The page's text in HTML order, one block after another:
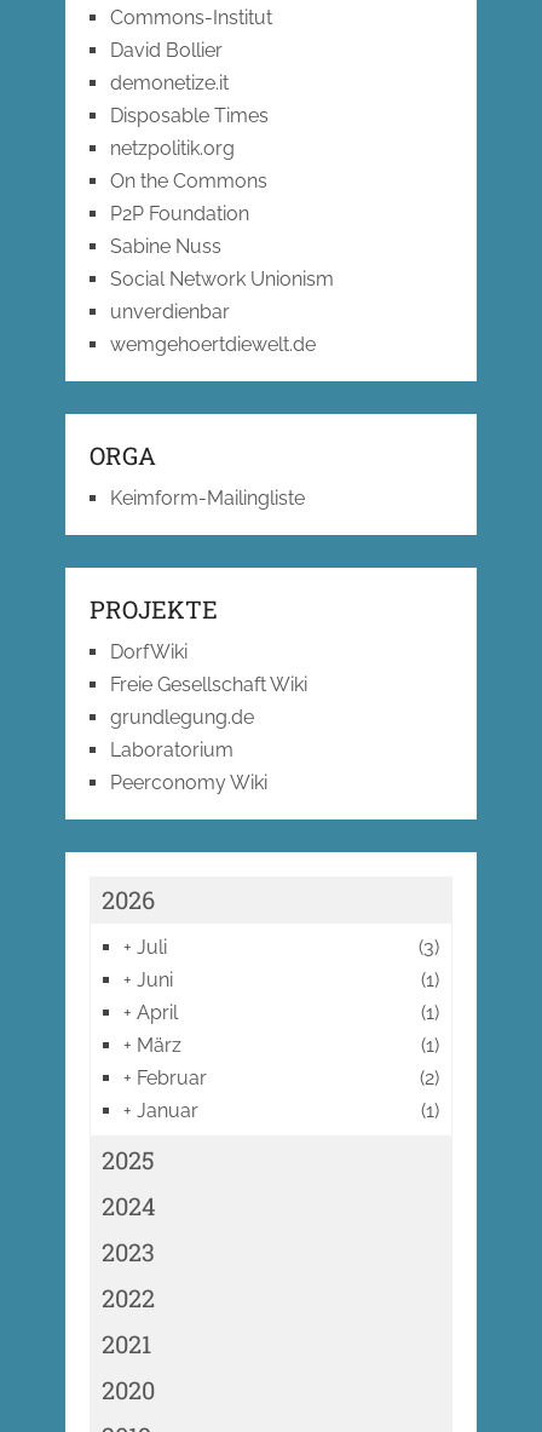
Commons-Institut
David Bollier
demonetize.it
Disposable Times
netzpolitik.org
On the Commons
P2P Foundation
Sabine Nuss
Social Network Unionism
unverdienbar
wemgehoertdiewelt.de
ORGA
Keimform-Mailingliste
PROJEKTE
DorfWiki
Freie Gesellschaft Wiki
grundlegung.de
Laboratorium
Peerconomy Wiki
2026
+ Juli
(3)
+ Juni
(1)
+ April
(1)
+ März
(1)
+ Februar
(2)
+ Januar (1)
2025
2024
2023
2022
2021
2020